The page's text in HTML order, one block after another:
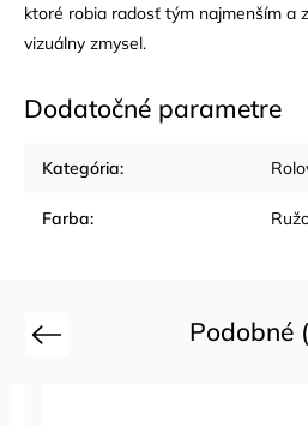
ktoré robia radosť tým najmenším a
vizuálny zmysel.
Dodatočné parametre
Kategória:
Farba:
Podobné
Previous